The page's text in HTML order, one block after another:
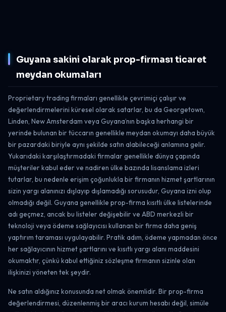
Guyana sakini olarak prop-firması ticaret
meydan okumaları
Proprietary trading firmaları genellikle çevrimiçi çalışır ve
değerlendirmelerini küresel olarak satarlar, bu da Georgetown,
Linden, New Amsterdam veya Guyana’nın başka herhangi bir
yerinde bulunan bir tüccarın genellikle meydan okumayı daha büyük
bir pazardaki biriyle aynı şekilde satın alabileceği anlamına gelir.
Yukarıdaki karşılaştırmadaki firmalar genellikle dünya çapında
müşteriler kabul eder ve nadiren ülke bazında lisanslama izleri
tutarlar, bu nedenle erişim çoğunlukla bir firmanın hizmet şartlarının
sizin yargı alanınızı dışlayıp dışlamadığı sorusudur, Guyana izni olup
olmadığı değil. Guyana genellikle prop-firma kısıtlı ülke listelerinde
adı geçmez, ancak bu listeler değişebilir ve ABD merkezli bir
teknoloji veya ödeme sağlayıcısı kullanan bir firma daha geniş
yaptırım taraması uygulayabilir. Pratik adım, ödeme yapmadan önce
her sağlayıcının hizmet şartlarını ve kısıtlı yargı alanı maddesini
okumaktır, çünkü kabul ettiğiniz sözleşme firmanın sizinle olan
ilişkinizi yöneten tek şeydir.
Ne satın aldığınız konusunda net olmak önemlidir. Bir prop-firma
değerlendirmesi, düzenlenmiş bir aracı kurum hesabı değil, simüle